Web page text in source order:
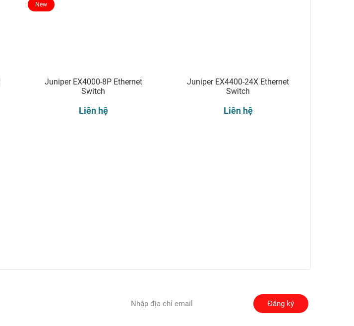
Juniper EX4000-8P Ethernet
Switch
Liên hệ
New
Juniper EX4400-24X Ethernet
Switch
Liên hệ
Đăng ký